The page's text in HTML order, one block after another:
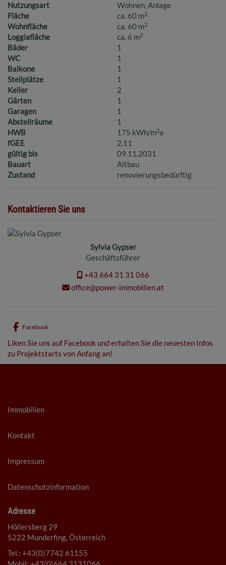
Nutzungsart
Wohnen Anlage
Fläche
ca. 60 m2
Wohnfläche ca. 60 m2
Loggiafläche ca. 6 m2
Bäder
1
WC
1
Balkone
1
Stellplätze
1
Keller
2
Gärten
1
Garagen
1
Abstellräume
1
HWB
175 kWh/m2a
fGEE
2,11
gültig bis
09.11.2031
Bauart
Altbau
Zustand
renovierungsbedürftig
Kontaktieren Sie uns
Sylvia Gypser
Geschäftsführer
+43 664 31 31 066
office@power-immobilien.at
Facebook
Liken Sie uns auf Facebook und erhalten Sie die neuesten Infos
zu Projektstarts von Anfang an!
Immobilien
Kontakt
Impressum
Datenschutzinformation
Adresse
Höllersberg 29
5222 Munderfing, Österreich
Tel.: +43(0)7742 61155